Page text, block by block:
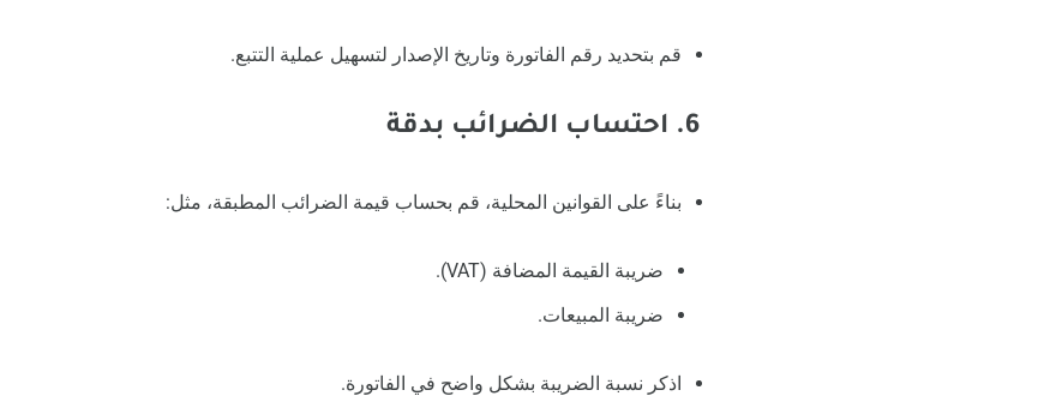
قم بتحديد رقم الفاتورة وتاريخ الإصدار لتسهيل عملية التتبع.
6. احتساب الضرائب بدقة
بناءً على القوانين المحلية، قم بحساب قيمة الضرائب المطبقة، مثل:
ضريبة القيمة المضافة (VAT).
ضريبة المبيعات.
اذكر نسبة الضريبة بشكل واضح في الفاتورة.